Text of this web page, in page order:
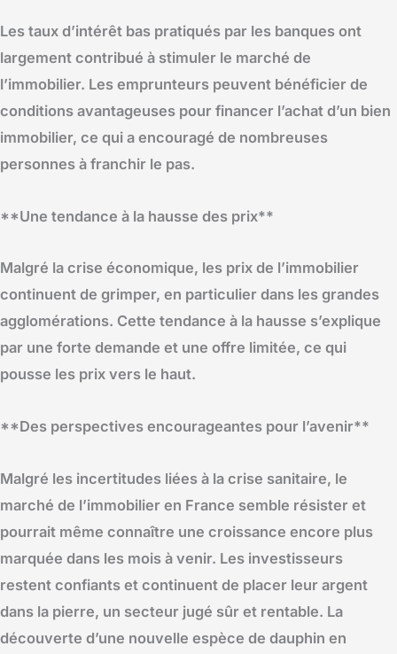
Les taux d’intérêt bas pratiqués par les banques ont
largement contribué à stimuler le marché de
l’immobilier. Les emprunteurs peuvent bénéficier de
conditions avantageuses pour financer l’achat d’un bien
immobilier, ce qui a encouragé de nombreuses
personnes à franchir le pas.
**Une tendance à la hausse des prix**
Malgré la crise économique, les prix de l’immobilier
continuent de grimper, en particulier dans les grandes
agglomérations. Cette tendance à la hausse s’explique
par une forte demande et une offre limitée, ce qui
pousse les prix vers le haut.
**Des perspectives encourageantes pour l’avenir**
Malgré les incertitudes liées à la crise sanitaire, le
marché de l’immobilier en France semble résister et
pourrait même connaître une croissance encore plus
marquée dans les mois à venir. Les investisseurs
restent confiants et continuent de placer leur argent
dans la pierre, un secteur jugé sûr et rentable. La
découverte d’une nouvelle espèce de dauphin en